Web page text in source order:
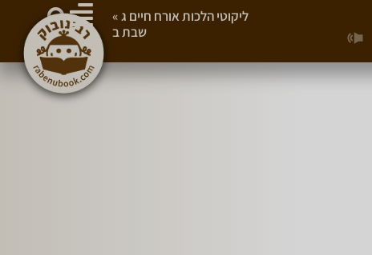
ליקוטי הלכות אורח חיים ג»
שבת ב